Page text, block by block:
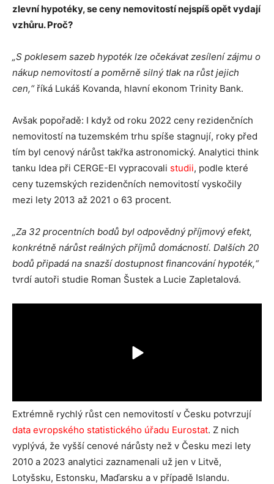
zlevní hypotéky, se ceny nemovitostí nejspíš opět vydají
vzhůru. Proč?
„S poklesem sazeb hypoték lze očekávat zesílení zájmu o
nákup nemovitostí a poměrně silný tlak na růst jejich
cen,“říká Lukáš Kovanda, hlavní ekonom Trinity Bank.
Avšak popořadě: I když od roku 2022 ceny rezidenčních
nemovitostí na tuzemském trhu spíše stagnují, roky před
tím byl cenový nárůst takřka astronomický. Analytici think
tanku Idea při CERGE-EI vypracovali studii, podle které
ceny tuzemských rezidenčních nemovitostí vyskočily
mezi lety 2013 až 2021 o 63 procent.
„Za 32 procentních bodů byl odpovědný příjmový efekt,
konkrétně nárůst reálných příjmů domácností. Dalších 20
bodů připadá na snazší dostupnost financování hypoték,“
tvrdí autoři studie Roman Šustek a Lucie Zapletalová.
Extrémně rychlý růst cen nemovitostí v Česku potvrzují
data evropského statistického úřadu Eurostat. Z nich
vyplývá, že vyšší cenové nárůsty než v Česku mezi lety
2010 a 2023 analytici zaznamenali už jen v Litvě,
Lotyšsku, Estonsku, Maďarsku a v případě Islandu.